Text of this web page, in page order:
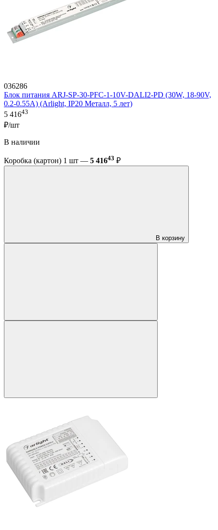
036286
Блок питания ARJ-SP-30-PFC-1-10V-DALI2-PD (30W, 18-90V,
0.2-0.55A) (Arlight, IP20 Металл, 5 лет)
5 41643
₽/шт
В наличии
Коробка (картон) 1 шт — 5 41643 ₽
В корзину